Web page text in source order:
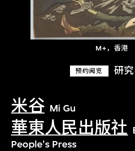
M+，香港
预约阅览 研
米谷 Mi Gu
華東人民出版社
People's Press
文化藏品。